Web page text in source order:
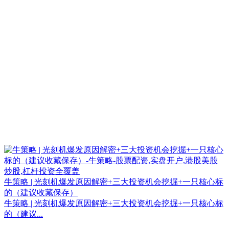
牛策略 | 光刻机爆发原因解密+三大投资机会挖掘+一只核心标
的（建议收藏保存）
牛策略 | 光刻机爆发原因解密+三大投资机会挖掘+一只核心标
的（建议...